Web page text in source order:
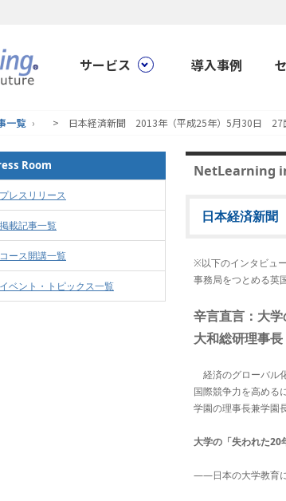
サービス 導入事例
一覧 > 日本経済新聞 2013年（平成25年）5月30日 27
Room
プレスリリース
掲載記事一覧
コース開講一覧
イベント・トピックス一覧
NetLearning
日本経済新
※以下のインタビュ
事務局をつとめる英
辛言直言：大
大和総研理事
経済のグローバル
国際競争力を高める
学園の理事長兼学園
大学の「失われた20
――日本の大学教育に